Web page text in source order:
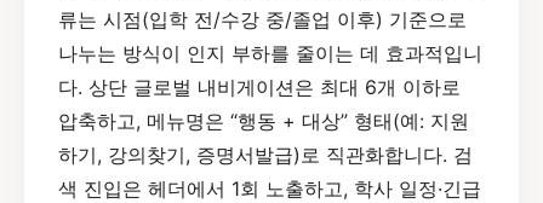
류는 시점(입학 전/수강 중/졸업 이후) 기준으로
나누는 방식이 인지 부하를 줄이는 데 효과적입니
다. 상단 글로벌 내비게이션은 최대 6개 이하로
압축하고, 메뉴명은 “행동 + 대상” 형태(예: 지원
하기, 강의찾기, 증명서발급)로 직관화합니다. 검
색 진입은 헤더에서 1회 노출하고, 학사 일정·긴급